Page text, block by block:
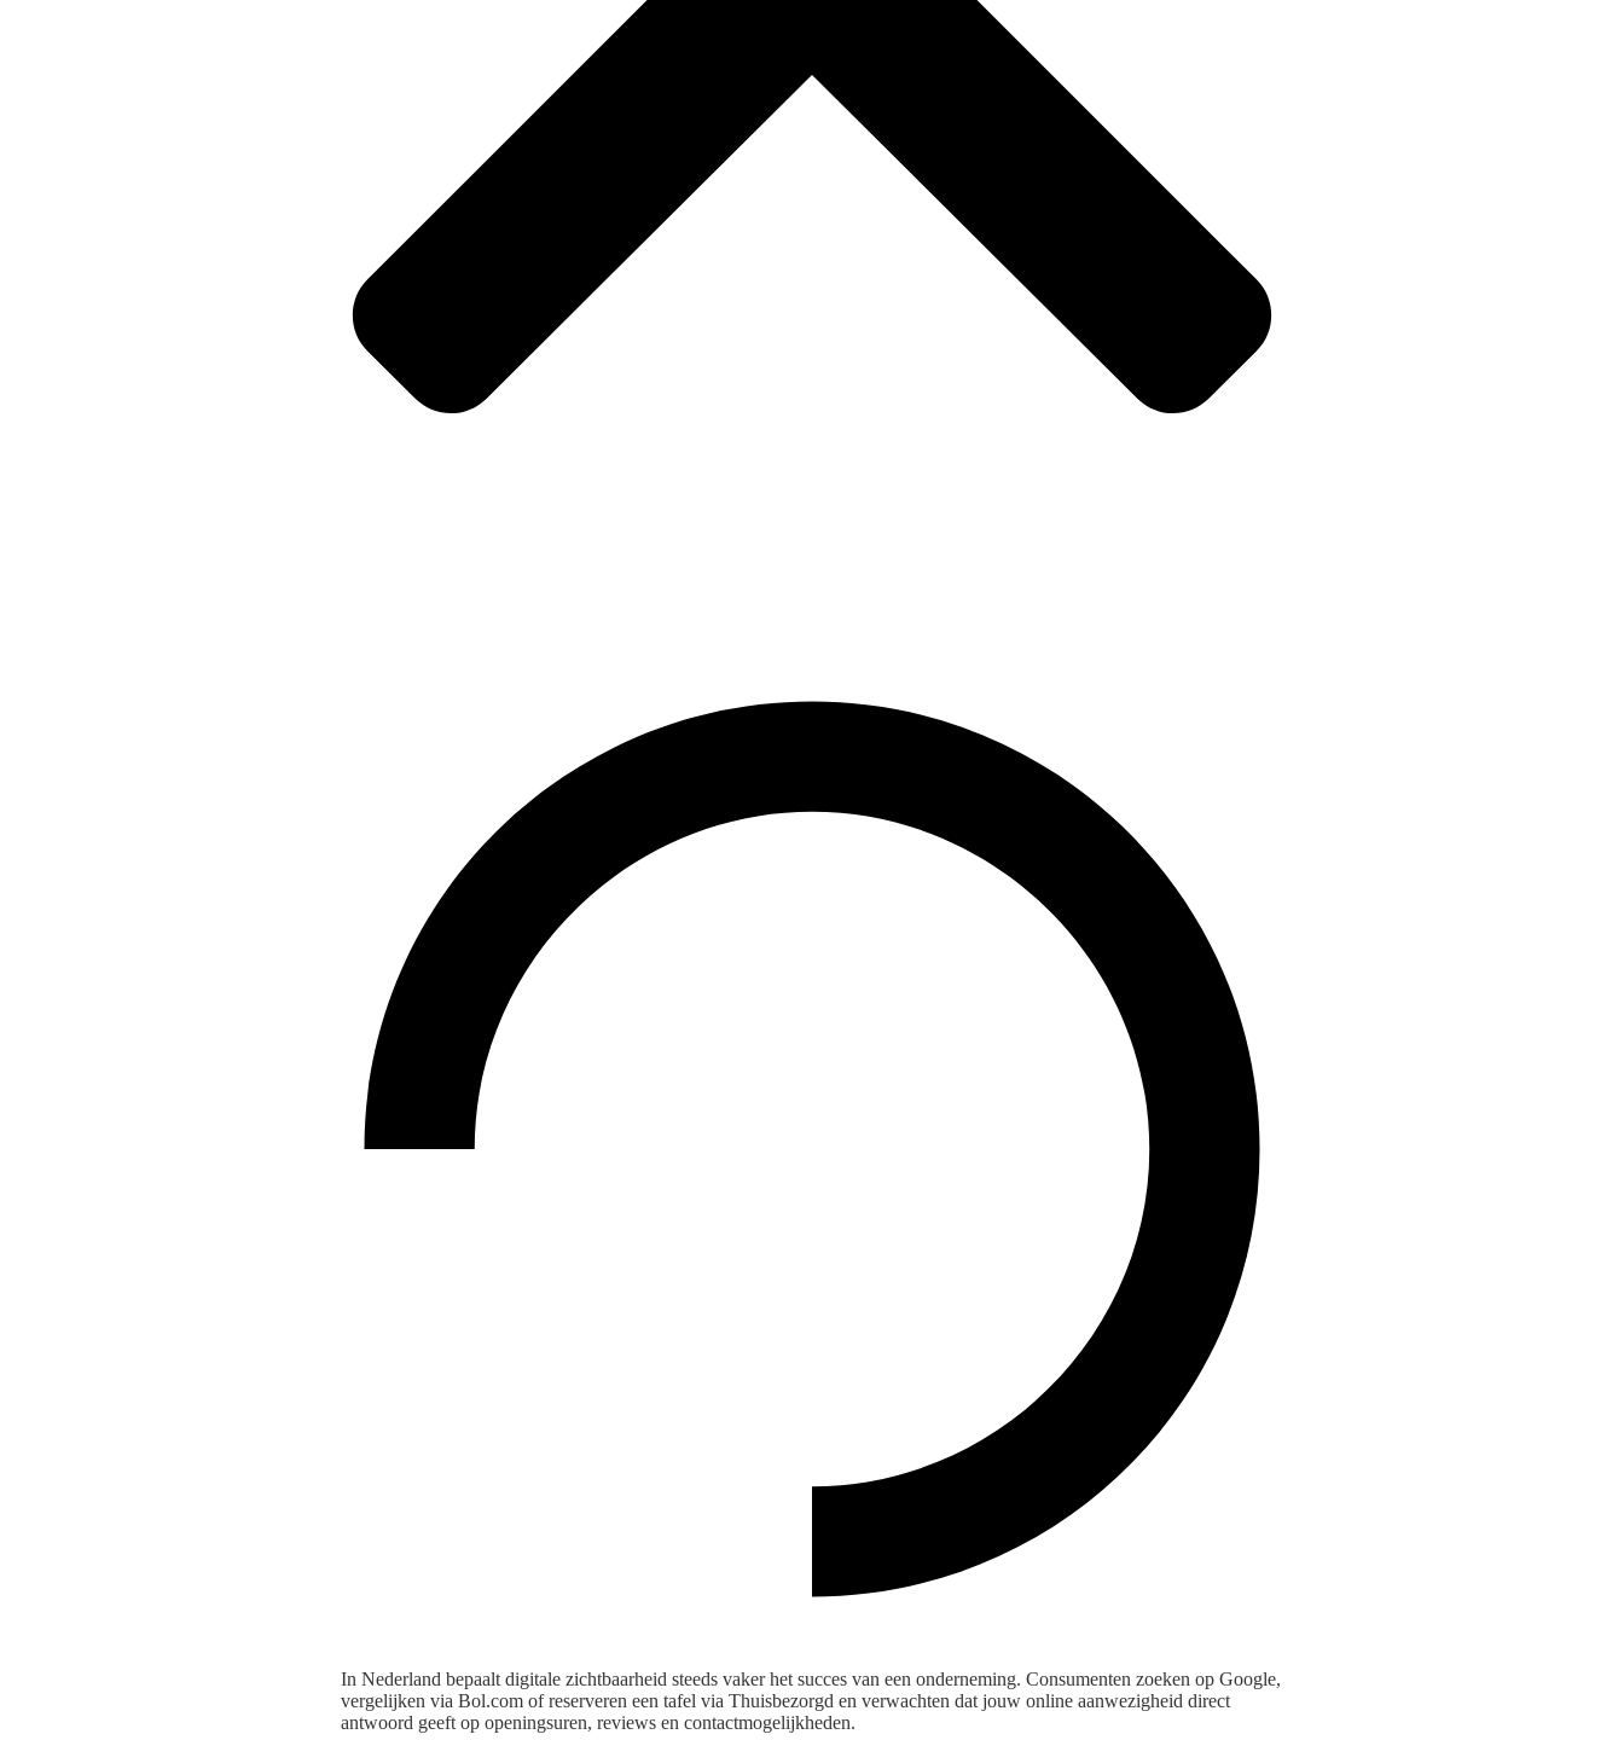
In Nederland bepaalt digitale zichtbaarheid steeds vaker het succes van een onderneming. Consumenten zoeken op Google,
vergelijken via Bol.com of reserveren een tafel via Thuisbezorgd en verwachten dat jouw online aanwezigheid direct
antwoord geeft op openingsuren, reviews en contactmogelijkheden.